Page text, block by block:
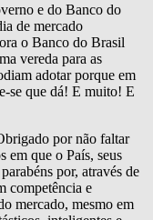
e do Banco do
de mercado
o Banco do Brasil
vereda para as
adotar porque em
se que dá! E muito! E
por não faltar
em que o País, seus
por, através de
competência e
mercado, mesmo em